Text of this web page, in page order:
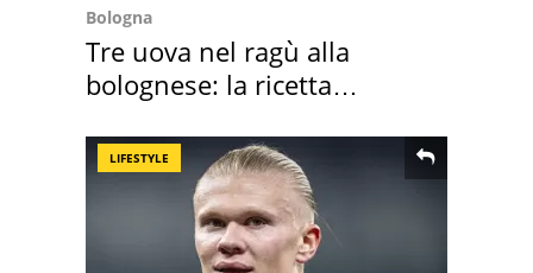
Bologna
Tre uova nel ragù alla
bolognese: la ricetta
LIFESTYLE